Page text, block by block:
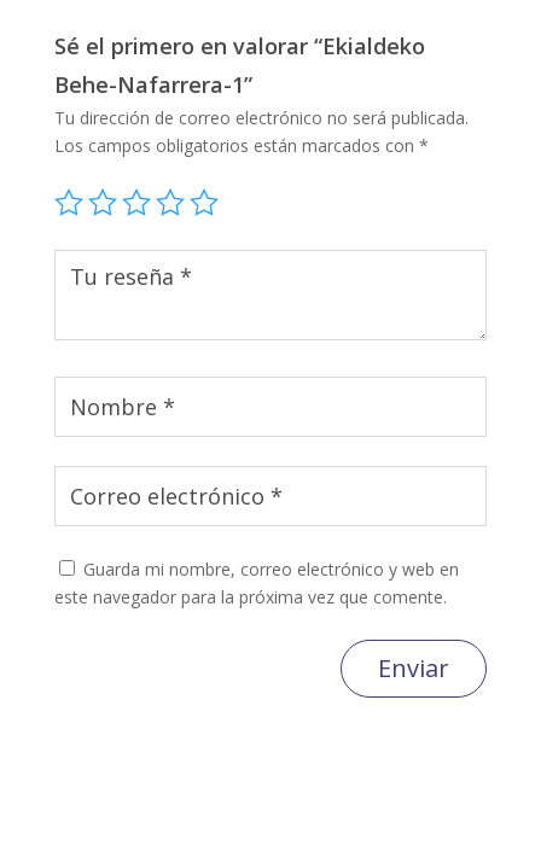
Sé el primero en valorar “Ekialdeko
Behe-Nafarrera-1”
Tu dirección de correo electrónico no será publicada.
Los campos obligatorios están marcados con *
Guarda mi nombre, correo electrónico y web en
este navegador para la próxima vez que comente.
Enviar